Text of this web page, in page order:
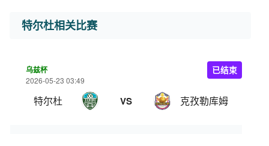
特尔杜相关比赛
乌兹杯
2026-05-23 03:49
特尔杜 VS 克孜勒库姆
已结束